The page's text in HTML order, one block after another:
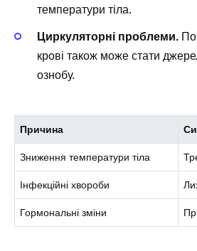
температури тіла.
Циркуляторні проблеми.
крові також може стати
ознобу.
Причина
Зниження температури тіла
Інфекційні хвороби
Гормональні зміни